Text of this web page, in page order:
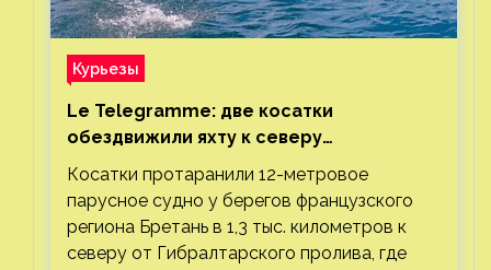
Курьезы
Le Telegramme: две косатки
обездвижили яхту к северу
от Гибралтарского пролива
Косатки протаранили 12-метровое
парусное судно у берегов французского
региона Бретань в 1,3 тыс. километров к
северу от Гибралтарского пролива, где